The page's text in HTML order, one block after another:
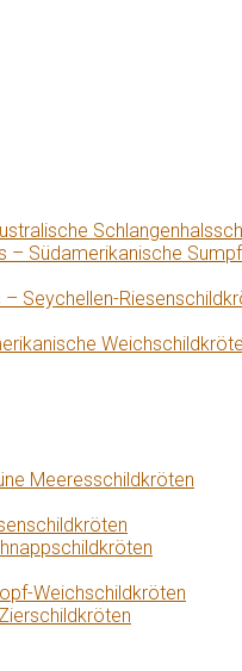
– Südamerikanische
Seychellen-
Meeresschildkröten
Weichschildkröten